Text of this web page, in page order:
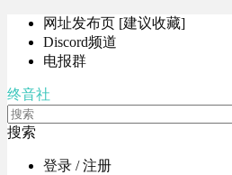
网址发布页 [建议收藏]
Discord频道
电报群
终音社
搜索
登录 / 注册